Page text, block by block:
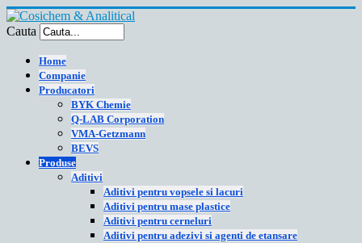
Cauta
Home
Companie
Producatori
BYK Chemie
Q-LAB Corporation
VMA-Getzmann
BEVS
Produse
Aditivi
Aditivi pentru vopsele si lacuri
Aditivi pentru mase plastice
Aditivi pentru cerneluri
Aditivi pentru adezivi si agenti de etansare